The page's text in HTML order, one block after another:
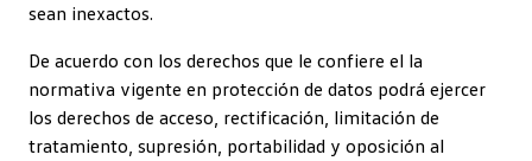
sean inexactos.
De acuerdo con los derechos que le confiere el la
normativa vigente en protección de datos podrá ejercer
los derechos de acceso, rectificación, limitación de
tratamiento, supresión, portabilidad y oposición al